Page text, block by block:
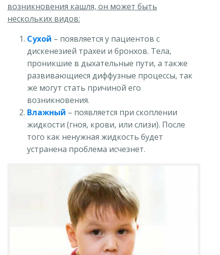
возникновения кашля, он может быть
нескольких видов:
Сухой – появляется у пациентов с
дискенезией трахеи и бронхов. Тела,
проникшие в дыхательные пути, а также
развивающиеся диффузные процессы, так
же могут стать причиной его
возникновения.
Влажный – появляется при скоплении
жидкости (гноя, крови, или слизи). После
того как ненужная жидкость будет
устранена проблема исчезнет.